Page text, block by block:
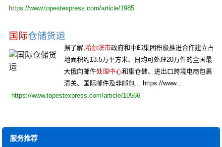
https://www.topestexpress.com/article/1985
国际仓储货运
据了解,哈尔滨市政府和中邮集团积极推进合作建立占
地面积约13.5万平方米、日均可处理20万件的全国最
大俄向邮件处理中心和集仓储、进出口跨境电商包裹
清关、国际邮件及非邮包... https://www...
https://www.topestexpress.com/article/10566
服务推荐